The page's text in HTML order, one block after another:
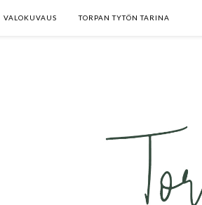
VALOKUVAUS TORPAN TYTÖN TARINA